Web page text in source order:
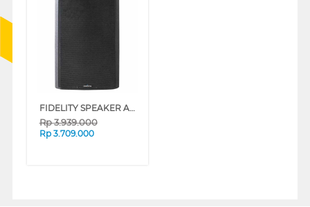
FIDELITY SPEAKER AKTIF THORPRO15
Rp3.939.000
Rp 3.709.000